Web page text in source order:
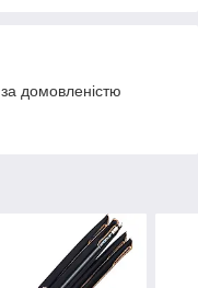
домовленістю